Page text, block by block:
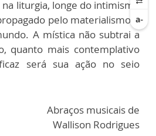
liturgia, longe do intimismo
pelo materialismo e
A mística não subtrai a
quanto mais contemplativo
será sua ação no seio
Abraços musicais de
Wallison Rodrigues